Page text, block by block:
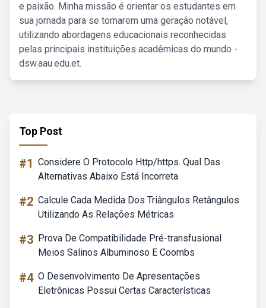
e paixão. Minha missão é orientar os estudantes em
sua jornada para se tornarem uma geração notável,
utilizando abordagens educacionais reconhecidas
pelas principais instituições acadêmicas do mundo -
dsw.aau.edu.et.
Top Post
#1 Considere O Protocolo Http/https. Qual Das
Alternativas Abaixo Está Incorreta
#2 Calcule Cada Medida Dos Triângulos Retângulos
Utilizando As Relações Métricas
#3 Prova De Compatibilidade Pré-transfusional
Meios Salinos Albuminoso E Coombs
#4 O Desenvolvimento De Apresentações
Eletrônicas Possui Certas Características